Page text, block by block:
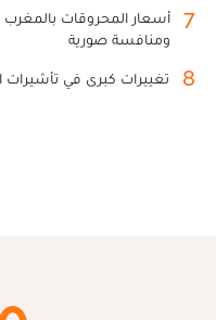
7
أسعار المحروقات
ومنافسة صورية
8 تغييرات كبرى في تأشيرات